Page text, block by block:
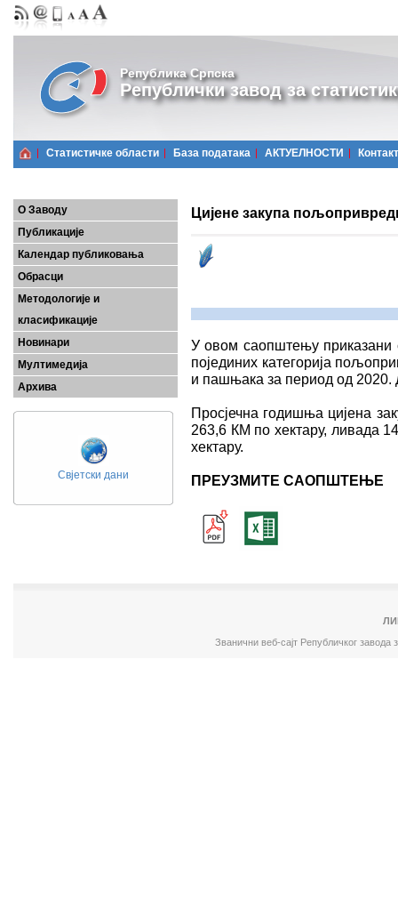
Република Српска
Републички завод за
Статистичке области Базa података АКТУЕЛНОСТИ Контакт
О Заводу
Публикације
Календар публиковања
Обрасци
Методологије и
класификације
Новинари
Мултимедија
Архива
Свјетски дани
Цијене закупа
У овом саопштењу приказани
појединих категорија
и пашњака за период од 2020.
Просјечна годишња цијена
263,6 КМ по хектару, ливада
хектару.
ПРЕУЗМИТЕ САОПШТЕЊЕ
Званични веб-сајт Републичког